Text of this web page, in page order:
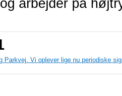
arbejder på
Parkvej. Vi oplever lige nu periodiske